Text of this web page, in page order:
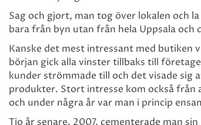
Sag och gjort, man tog över lokalen och
bara från byn utan från hela Uppsala
Kanske det mest intressant med butiken
början gick alla vinster tillbaks till
kunder strömmade till och det visade sig
produkter. Stort intresse kom också från
och under några år var man i princip
Tio år senare, 2007, cementerade man